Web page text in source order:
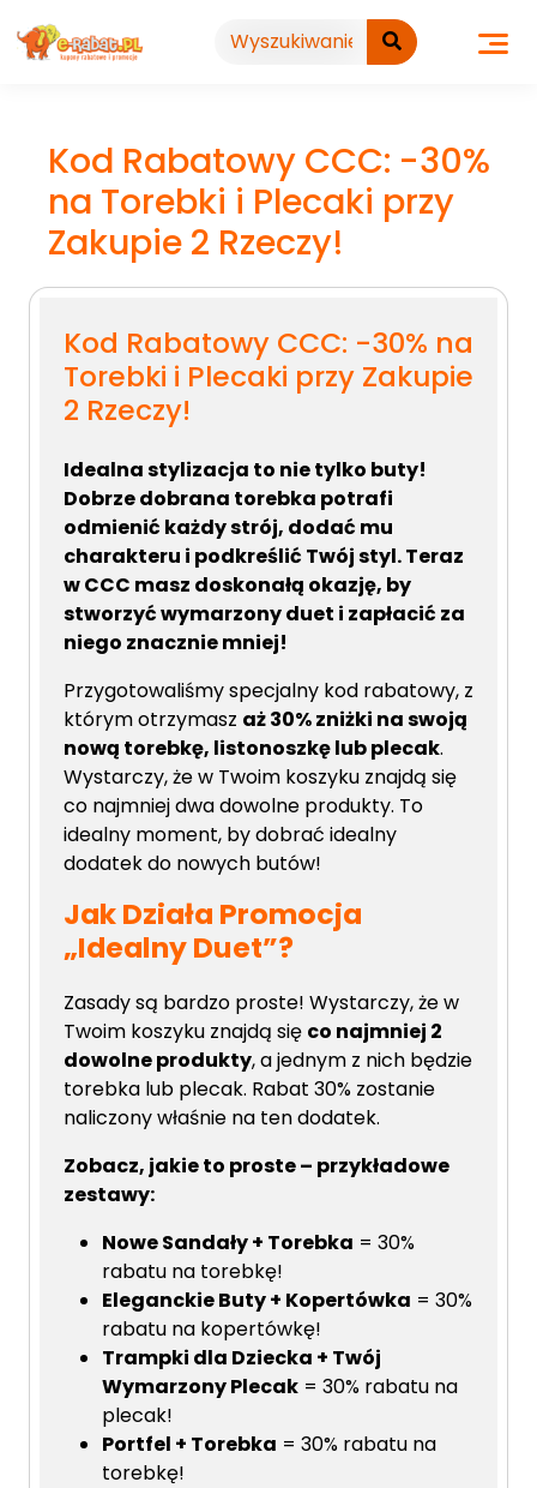
do
treści
Kod Rabatowy CCC: -30%
na Torebki i Plecaki przy
Zakupie 2 Rzeczy!
Kod Rabatowy CCC: -30% na
Torebki i Plecaki przy Zakupie
2 Rzeczy!
Idealna stylizacja to nie tylko buty!
Dobrze dobrana torebka potrafi
odmienić każdy strój, dodać mu
charakteru i podkreślić Twój styl. Teraz
w CCC masz doskonałą okazję, by
stworzyć wymarzony duet i zapłacić za
niego znacznie mniej!
Przygotowaliśmy specjalny kod rabatowy, z
którym otrzymasz aż 30% zniżki na swoją
nową torebkę, listonoszkę lub plecak.
Wystarczy, że w Twoim koszyku znajdą się
co najmniej dwa dowolne produkty. To
idealny moment, by dobrać idealny
dodatek do nowych butów!
Jak Działa Promocja
„Idealny Duet”?
Zasady są bardzo proste! Wystarczy, że w
Twoim koszyku znajdą się co najmniej 2
dowolne produkty, a jednym z nich będzie
torebka lub plecak. Rabat 30% zostanie
naliczony właśnie na ten dodatek.
Zobacz, jakie to proste – przykładowe
zestawy:
Nowe Sandały + Torebka = 30%
rabatu na torebkę!
Eleganckie Buty + Kopertówka = 30%
rabatu na kopertówkę!
Trampki dla Dziecka + Twój
Wymarzony Plecak = 30% rabatu na
plecak!
Portfel + Torebka = 30% rabatu na
torebkę!